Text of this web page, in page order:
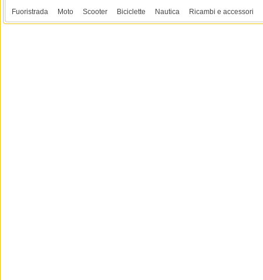
Fuoristrada
Moto Scooter Biciclette Nautica Ricambi e accessori